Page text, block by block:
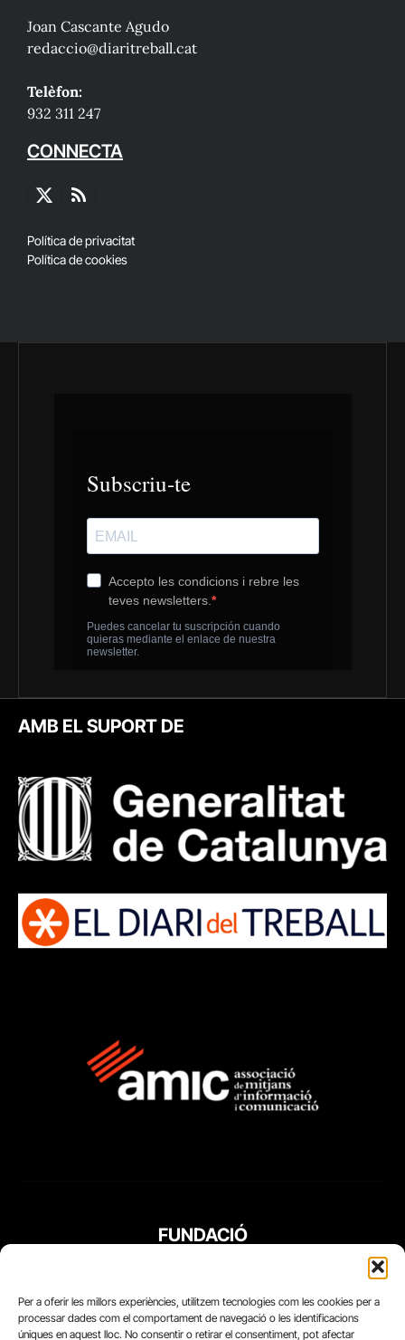
Per a oferir les millors experiències, utilitzem tecnologies com les cookies per a
processar dades com el comportament de navegació o les identificacions
úniques en aquest lloc. No consentir o retirar el consentiment, pot afectar
Joan Cascante Agudo
redaccio@diaritreball.cat
Telèfon:
932 311 247
CONNECTA
X
RSS
Política de privacitat
Política de cookies
AMB EL SUPORT DE
FUNDACIÓ